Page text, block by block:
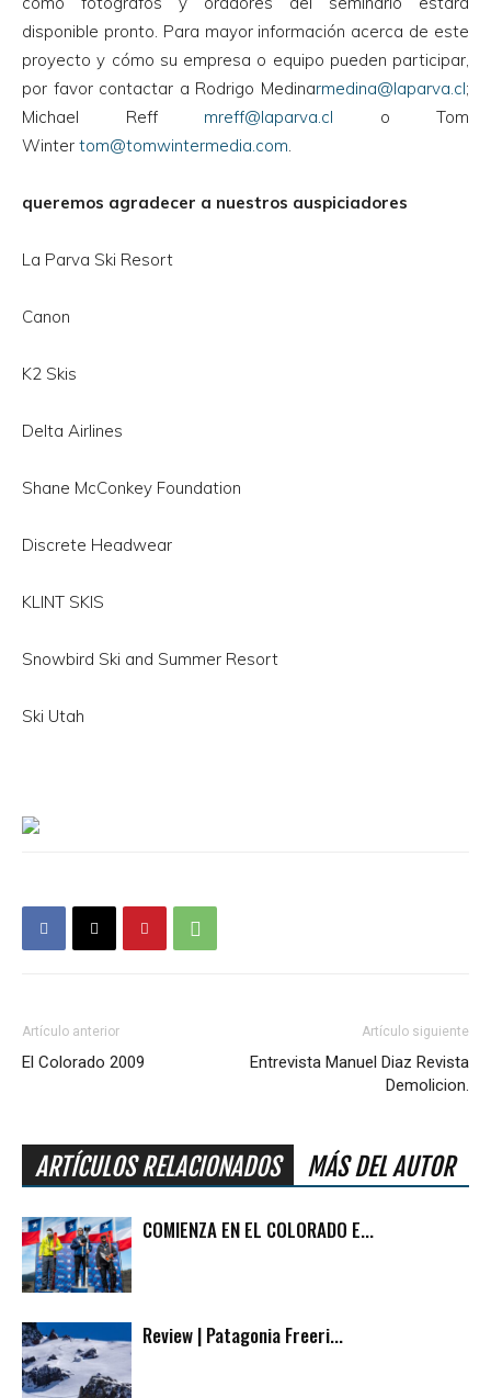
disponible pronto. Para mayor información acerca de este
proyecto y cómo su empresa o equipo pueden participar,
por favor contactar a Rodrigo Medinarmedina@laparva.cl;
Michael Reff mreff@laparva.cl o Tom
Winter tom@tomwintermedia.com.
queremos agradecer a nuestros auspiciadores
La Parva Ski Resort
Canon
K2 Skis
Delta Airlines
Shane McConkey Foundation
Discrete Headwear
KLINT SKIS
Snowbird Ski and Summer Resort
Ski Utah
Artículo anterior
El Colorado 2009
Artículo siguiente
Entrevista Manuel Diaz Revista
Demolicion.
ARTÍCULOS RELACIONADOS MÁS DEL AUTOR
COMIENZA EN EL COLORADO E...
Review | Patagonia Freeri...